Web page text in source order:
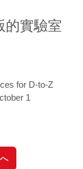
的實驗室
for D-to-Z
1